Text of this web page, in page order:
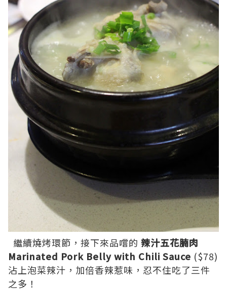
繼續燒烤環節，接下來品嚐的 辣汁五花腩肉
Marinated Pork Belly with Chili Sauce ($78)
沾上泡菜辣汁，加倍香辣惹味，忍不住吃了三件
之多！